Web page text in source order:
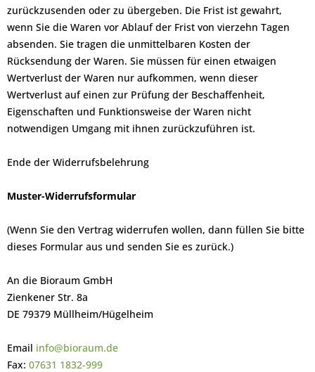
zurückzusenden oder zu übergeben. Die Frist ist gewahrt,
wenn Sie die Waren vor Ablauf der Frist von vierzehn Tagen
absenden. Sie tragen die unmittelbaren Kosten der
Rücksendung der Waren. Sie müssen für einen etwaigen
Wertverlust der Waren nur aufkommen, wenn dieser
Wertverlust auf einen zur Prüfung der Beschaffenheit,
Eigenschaften und Funktionsweise der Waren nicht
notwendigen Umgang mit ihnen zurückzuführen ist.
Ende der Widerrufsbelehrung
Muster-Widerrufsformular
(Wenn Sie den Vertrag widerrufen wollen, dann füllen Sie bitte
dieses Formular aus und senden Sie es zurück.)
An die Bioraum GmbH
Zienkener Str. 8a
DE 79379 Müllheim/Hügelheim
Email info@bioraum.de
Fax: 07631 1832-999